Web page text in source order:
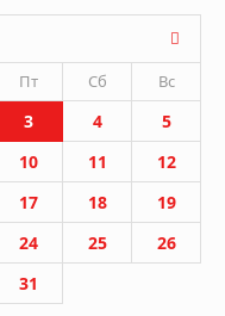
Пт Сб Вс
3 4
5
10 11
12
17 18
19
24 25
26
31